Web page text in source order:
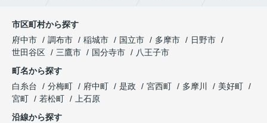
市区町村から探す
府中市
調布市 稲城市 国立市 多摩市
日野市
世田谷区
三鷹市 国分寺市
八王子市
町名から探す
白糸台
分梅町 府中町 是政 宮西町 多摩川
美好町
宮町
若松町
上石原
沿線から探す